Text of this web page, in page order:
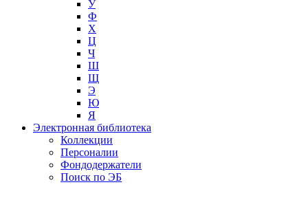
У
Ф
Х
Ц
Ч
Ш
Щ
Э
Ю
Я
Электронная библиотека
Коллекции
Персоналии
Фондодержатели
Поиск по ЭБ